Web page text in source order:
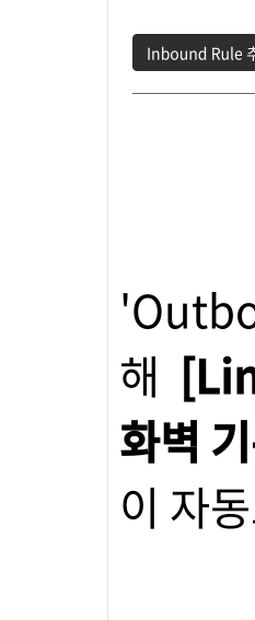
해
화벽
이 자